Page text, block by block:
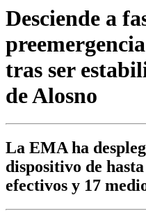
Desciende a
tras ser
de Alosno
La EMA ha
dispositivo de
efectivos y 17